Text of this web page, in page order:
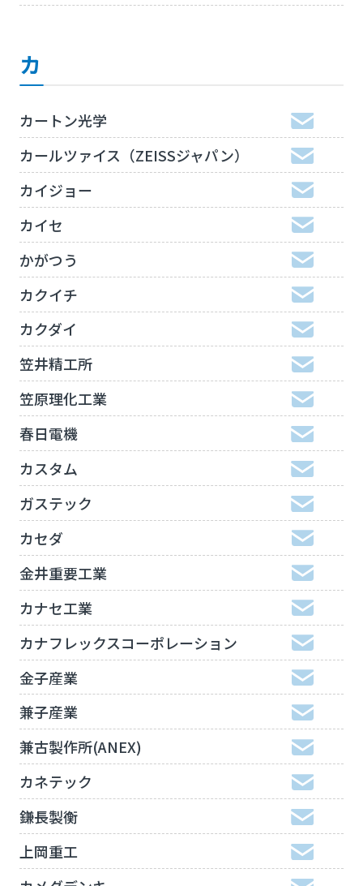
カ
カートン光学
カールツァイス（ZEISSジャパン）
カイジョー
カイセ
かがつう
カクイチ
カクダイ
笠井精工所
笠原理化工業
春日電機
カスタム
ガステック
カセダ
金井重要工業
カナセ工業
カナフレックスコーポレーション
金子産業
兼子産業
兼古製作所(ANEX)
カネテック
鎌長製衡
上岡重工